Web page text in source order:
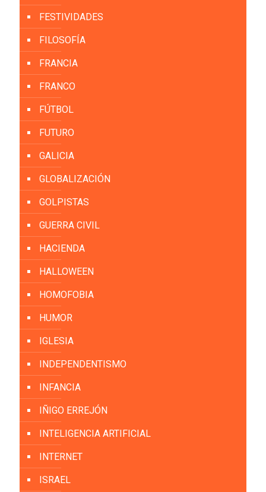
FESTIVIDADES
FILOSOFÍA
FRANCIA
FRANCO
FÚTBOL
FUTURO
GALICIA
GLOBALIZACIÓN
GOLPISTAS
GUERRA CIVIL
HACIENDA
HALLOWEEN
HOMOFOBIA
HUMOR
IGLESIA
INDEPENDENTISMO
INFANCIA
IÑIGO ERREJÓN
INTELIGENCIA ARTIFICIAL
INTERNET
ISRAEL